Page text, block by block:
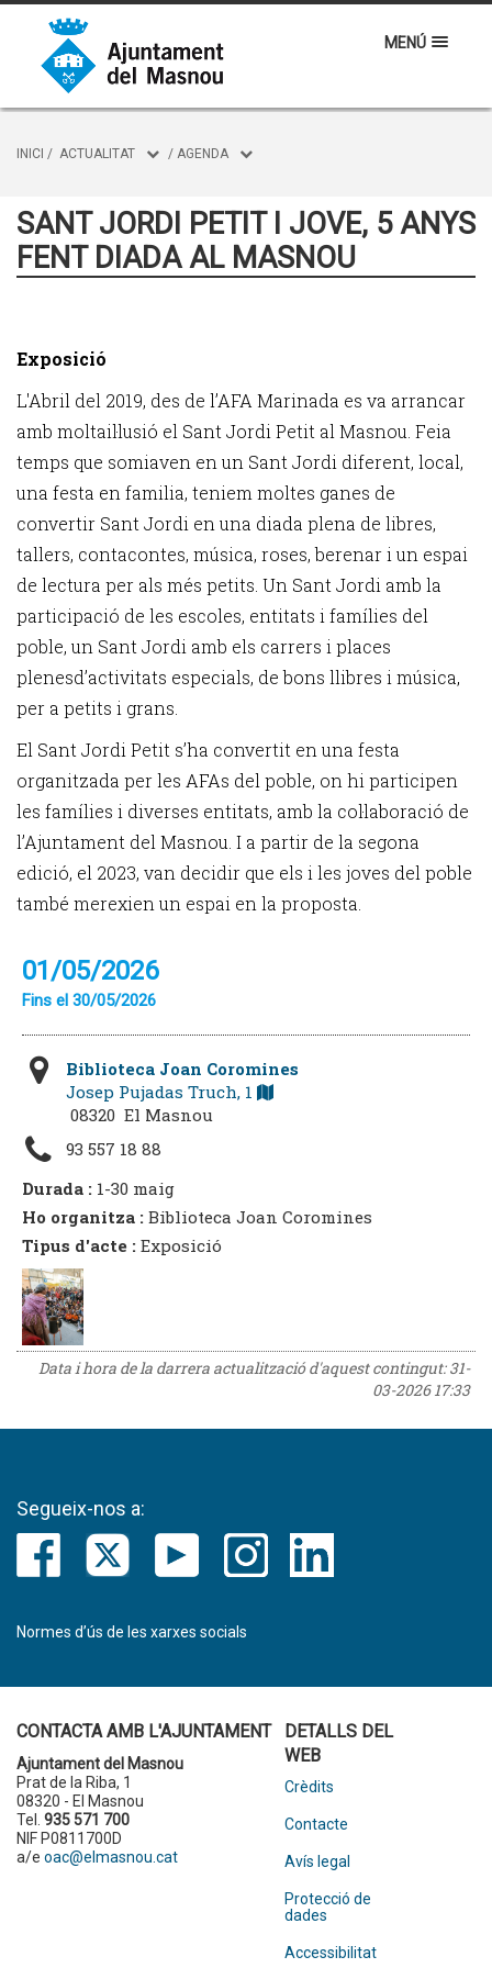
MENÚ
INICI / ACTUALITAT / AGENDA
SANT JORDI PETIT I JOVE, 5 ANYS
FENT DIADA AL MASNOU
Exposició
L'Abril del 2019, des de l’AFA Marinada es va arrancar
amb moltail·lusió el Sant Jordi Petit al Masnou. Feia
temps que somiaven en un Sant Jordi diferent, local,
una festa en familia, teniem moltes ganes de
convertir Sant Jordi en una diada plena de libres,
tallers, contacontes, música, roses, berenar i un espai
de lectura per als més petits. Un Sant Jordi amb la
participació de les escoles, entitats i famílies del
poble, un Sant Jordi amb els carrers i places
plenesd’activitats especials, de bons llibres i música,
per a petits i grans.
El Sant Jordi Petit s’ha convertit en una festa
organitzada per les AFAs del poble, on hi participen
les famílies i diverses entitats, amb la col·laboració de
l’Ajuntament del Masnou. I a partir de la segona
edició, el 2023, van decidir que els i les joves del poble
també merexien un espai en la proposta.
01/05/2026
Fins el 30/05/2026
Biblioteca Joan Coromines
Josep Pujadas Truch, 1
08320 El Masnou
93 557 18 88
Durada : 1-30 maig
Ho organitza : Biblioteca Joan Coromines
Tipus d'acte : Exposició
Data i hora de la darrera actualització d'aquest contingut:31-
03-2026 17:33
Segueix-nos a:
Normes d’ús de les xarxes socials
CONTACTA AMB L'AJUNTAMENT
Ajuntament del Masnou
Prat de la Riba, 1
08320 - El Masnou
Tel. 935 571 700
NIF P0811700D
a/e oac@elmasnou.cat
DETALLS DEL
WEB
Crèdits
Contacte
Avís legal
Protecció de
dades
Accessibilitat